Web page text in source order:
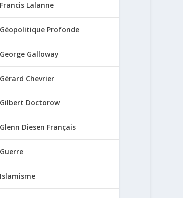
Francis Lalanne
Géopolitique Profonde
George Galloway
Gérard Chevrier
Gilbert Doctorow
Glenn Diesen Français
Guerre
Islamisme